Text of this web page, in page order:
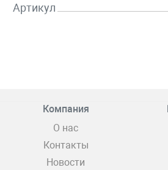
Артикул
Компания
О нас
Контакты
Новости